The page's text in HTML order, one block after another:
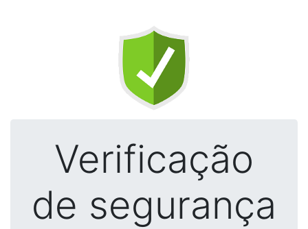
Verificação
de segurança